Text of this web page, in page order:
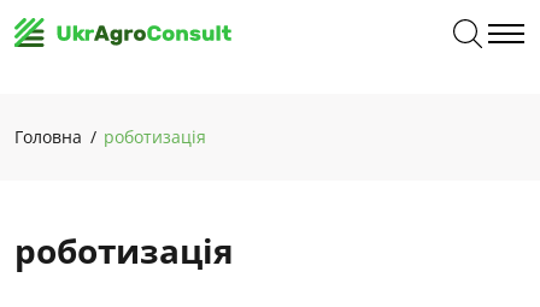
Головна роботизація
роботизація